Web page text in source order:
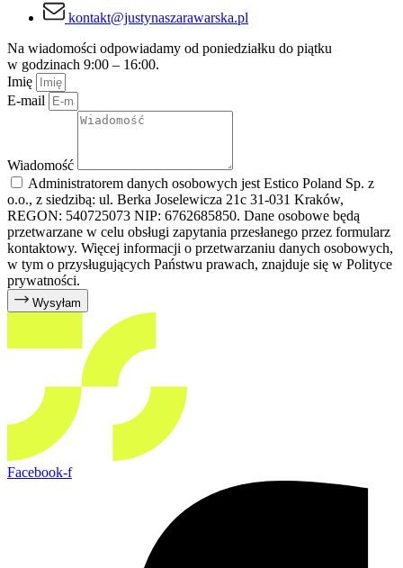
kontakt@justynaszarawarska.pl
Na wiadomości odpowiadamy od poniedziałku do piątku
w godzinach 9:00 – 16:00.
Imię
E-mail
Wiadomość
Administratorem danych osobowych jest Estico Poland Sp. z
o.o., z siedzibą: ul. Berka Joselewicza 21c 31-031 Kraków,
REGON: 540725073 NIP: 6762685850. Dane osobowe będą
przetwarzane w celu obsługi zapytania przesłanego przez formularz
kontaktowy. Więcej informacji o przetwarzaniu danych osobowych,
w tym o przysługujących Państwu prawach, znajduje się w Polityce
prywatności.
Wysyłam
Facebook-f